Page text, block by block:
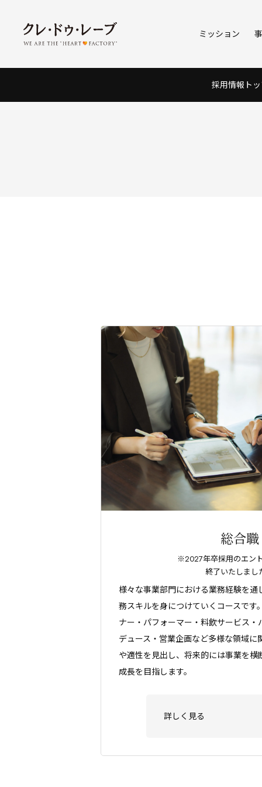
ミッション
採用情報ト
総合職
※2027年卒採用のエン
終了いたしまし
様々な事業部門における業務経験を通
務スキルを身につけていくコースです
ナー・パフォーマー・料飲サービス
デュース・営業企画など多様な領域
や適性を見出し、将来的には事業を
成長を目指します。
詳しく見る